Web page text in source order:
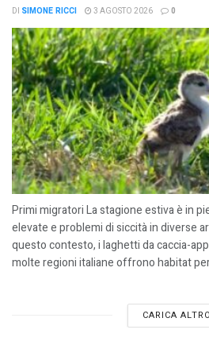
DI SIMONE RICCI 3 AGOSTO 2026 0
Primi migratori La stagione estiva è in
elevate e problemi di siccità in diverse
questo contesto, i laghetti da caccia-
molte regioni italiane offrono habitat
CARICA ALTRO